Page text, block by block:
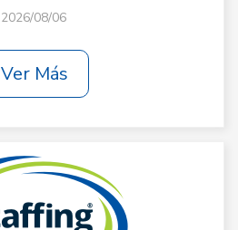
2026/08/06
Ver Más